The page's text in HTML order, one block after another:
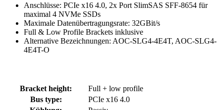
Anschlüsse: PCIe x16 4.0, 2x Port SlimSAS SFF-8654 für
maximal 4 NVMe SSDs
Maximale Datenübertragungsrate: 32GBit/s
Full & Low Profile Brackets inklusive
Alternative Bezeichnungen: AOC-SLG4-4E4T, AOC-SLG4-
4E4T-O
Bracket height:
Full + low profile
Bus type:
PCIe x16 4.0